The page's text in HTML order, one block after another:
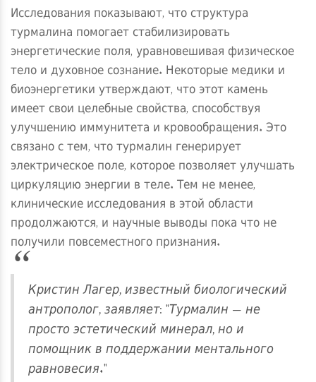
Исследования показывают, что структура
турмалина помогает стабилизировать
энергетические поля, уравновешивая физическое
тело и духовное сознание. Некоторые медики и
биоэнергетики утверждают, что этот камень
имеет свои целебные свойства, способствуя
улучшению иммунитета и кровообращения. Это
связано с тем, что турмалин генерирует
электрическое поле, которое позволяет улучшать
циркуляцию энергии в теле. Тем не менее,
клинические исследования в этой области
продолжаются, и научные выводы пока что не
получили повсеместного признания.
Кристин Лагер, известный биологический
антрополог, заявляет: "Турмалин — не
просто эстетический минерал, но и
помощник в поддержании ментального
равновесия."